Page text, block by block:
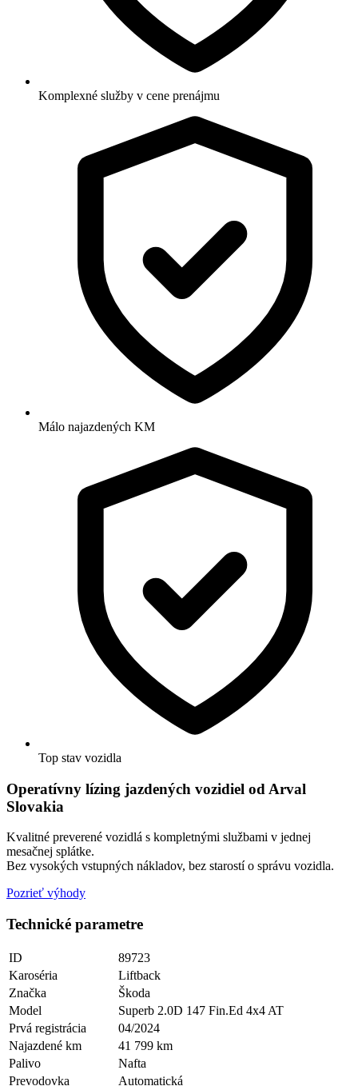
Komplexné služby v cene prenájmu
Málo najazdených KM
Top stav vozidla
Operatívny lízing jazdených vozidiel od Arval
Slovakia
Kvalitné preverené vozidlá s kompletnými službami v jednej
mesačnej splátke.
Bez vysokých vstupných nákladov, bez starostí o správu vozidla.
Pozrieť výhody
Technické parametre
ID
89723
Karoséria
Liftback
Značka
Škoda
Model
Superb 2.0D 147 Fin.Ed 4x4 AT
Prvá registrácia
04/2024
Najazdené km
41 799 km
Palivo
Nafta
Prevodovka
Automatická